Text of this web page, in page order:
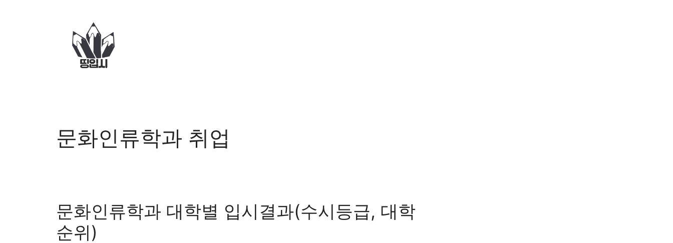
문화인류학과 취업
문화인류학과 대학별 입시결과(수시등급, 대학
순위)